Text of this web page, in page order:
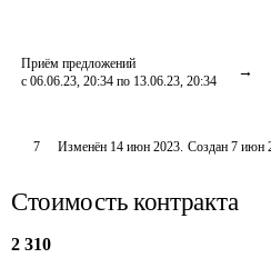
Приём предложений
с 06.06.23, 20:34 по 13.06.23, 20:34
7 Изменён 14 июн 2023. Создан 7 июн
Стоимость контракта
2 310